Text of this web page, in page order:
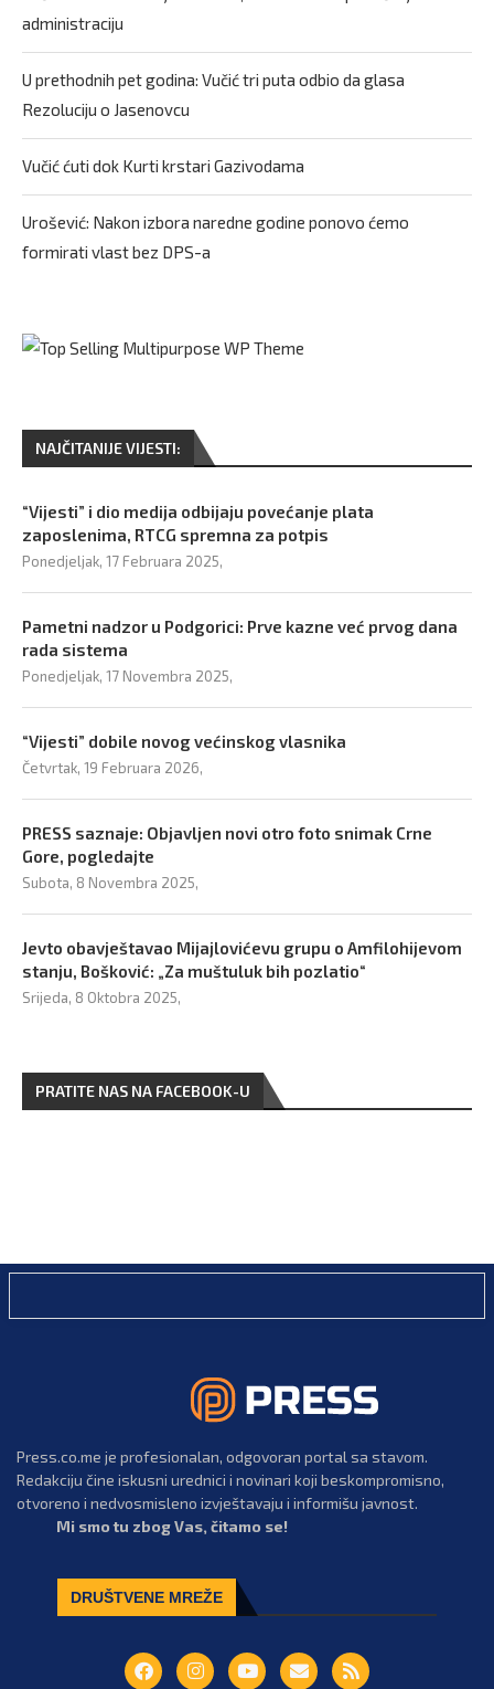
administraciju
U prethodnih pet godina: Vučić tri puta odbio da glasa
Rezoluciju o Jasenovcu
Vučić ćuti dok Kurti krstari Gazivodama
Urošević: Nakon izbora naredne godine ponovo ćemo
formirati vlast bez DPS-a
NAJČITANIJE VIJESTI:
“Vijesti” i dio medija odbijaju povećanje plata
zaposlenima, RTCG spremna za potpis
Ponedjeljak, 17 Februara 2025,
Pametni nadzor u Podgorici: Prve kazne već prvog dana
rada sistema
Ponedjeljak, 17 Novembra 2025,
“Vijesti” dobile novog većinskog vlasnika
Četvrtak, 19 Februara 2026,
PRESS saznaje: Objavljen novi otro foto snimak Crne
Gore, pogledajte
Subota, 8 Novembra 2025,
Jevto obavještavao Mijajlovićevu grupu o Amfilohijevom
stanju, Bošković: „Za muštuluk bih pozlatio“
Srijeda, 8 Oktobra 2025,
PRATITE NAS NA FACEBOOK-U
Press.co.me je profesionalan, odgovoran portal sa stavom.
Redakciju čine iskusni urednici i novinari koji beskompromisno,
otvoreno i nedvosmisleno izvještavaju i informišu javnost.
Mi smo tu zbog Vas, čitamo se!
DRUŠTVENE MREŽE